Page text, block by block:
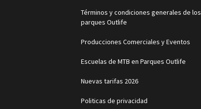
Términos y condiciones generales de los
parques Outlife
Producciones Comerciales y Eventos
Escuelas de MTB en Parques Outlife
Nuevas tarifas 2026
Politicas de privacidad